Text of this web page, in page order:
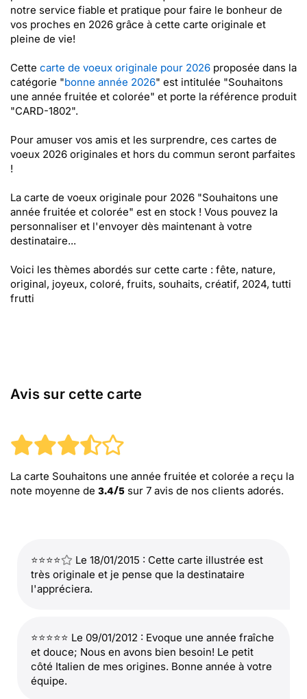
notre service fiable et pratique pour faire le bonheur de
vos proches en 2026 grâce à cette carte originale et
pleine de vie!
Cette carte de voeux originale pour 2026 proposée dans la
catégorie "bonne année 2026" est intitulée "Souhaitons
une année fruitée et colorée" et porte la référence produit
"CARD-1802".
Pour amuser vos amis et les surprendre, ces cartes de
voeux 2026 originales et hors du commun seront parfaites
!
La carte de voeux originale pour 2026 "Souhaitons une
année fruitée et colorée" est en stock ! Vous pouvez la
personnaliser et l'envoyer dès maintenant à votre
destinataire...
Voici les thèmes abordés sur cette carte : fête, nature,
original, joyeux, coloré, fruits, souhaits, créatif, 2024, tutti
frutti
Avis sur cette carte
La carte Souhaitons une année fruitée et colorée a reçu la
note moyenne de 3.4/5 sur 7 avis de nos clients adorés.
⭐⭐⭐⭐
Le 18/01/2015 : Cette carte illustrée est
très originale et je pense que la destinataire
l'appréciera.
⭐⭐⭐⭐⭐ Le 09/01/2012 : Evoque une année fraîche
et douce; Nous en avons bien besoin! Le petit
côté Italien de mes origines. Bonne année à votre
équipe.